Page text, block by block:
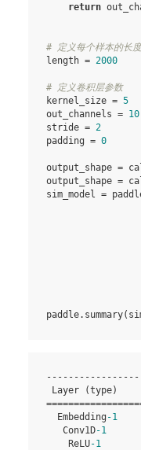
return
# 定义每个样本的长度
length = 2000
# 定义卷积层参数
kernel_size = 5
out_channels = 10
stride = 2
padding = 0
output_shape =
output_shape =
sim_model
=
paddle. summary(
Layer
(type)
Embedding -1
Conv1D-1
ReLU-1